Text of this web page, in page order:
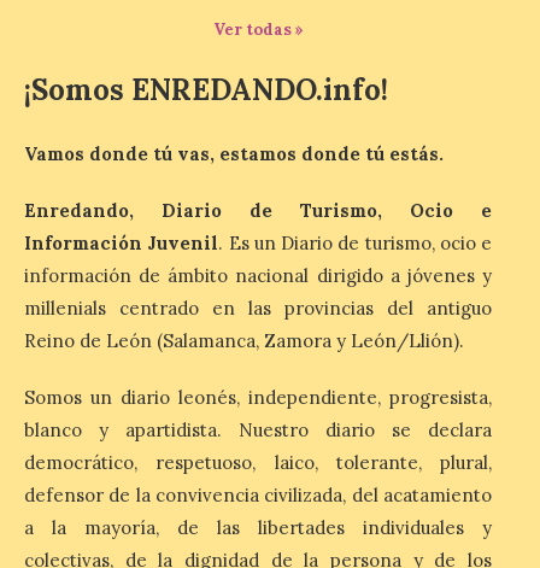
Iberia Marimba es un es
un encuentro
celebra en el mes de
gallega de Merza, dedicado a la marimba y
la música de cámara. La Plaza del
Ayuntamiento de Ponferrada acogerá
este domingo, […]
MADO Madrid Orgullo
2026 vuelve a situarse
como uno de los
principales motores
económicos y turísticos de
Madrid
Ver todas »
¡Somos ENREDANDO.info!
Vamos donde tú vas, estamos donde tú estás.
Enredando, Diario de Turismo, Ocio e
Información Juvenil. Es un Diario de turismo, ocio e
información de ámbito nacional dirigido a jóvenes y
millenials centrado en las provincias del antiguo
Reino de León (Salamanca, Zamora y León/Llión).
Somos un diario leonés, independiente, progresista,
blanco y apartidista. Nuestro diario se declara
democrático, respetuoso, laico, tolerante, plural,
defensor de la convivencia civilizada, del acatamiento
a la mayoría, de las libertades individuales y
colectivas, de la dignidad de la persona y de los